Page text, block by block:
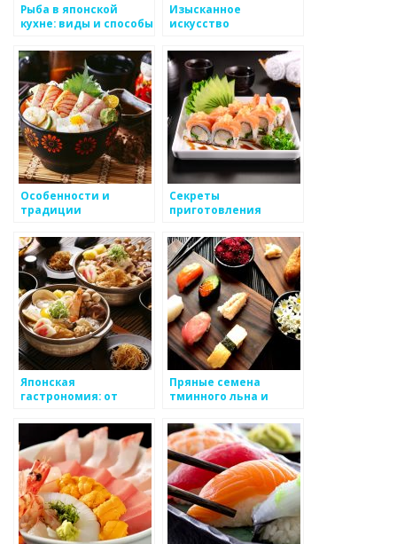
Рыба в японской
кухне: виды и способы
Изысканное
искусство
блюд
Особенности и
традиции
радости и
праздникам
Секреты
приготовления
традиционной
японской кухни
Японская
гастрономия: от
веяниям
Пряные семена
тминного льна и